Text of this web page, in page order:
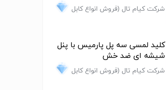
شرکت کیام تال (فروش انواع کابل
کلید لمسی سه پل پارمیس با پنل
شیشه ای ضد خش
شرکت کیام تال (فروش انواع کابل